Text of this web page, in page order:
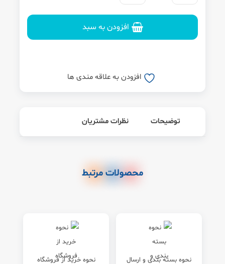
افزودن به سبد
افزودن به علاقه مندی ها
توضیحات نظرات مشتریان
محصولات مرتبط
نحوه بسته بندی و ارسال نحوه خرید از فروشگاه